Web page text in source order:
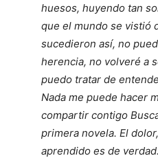
huesos, huyendo tan
que el mundo se vistió
sucedieron así, no
herencia, no volveré a
puedo tratar de
Nada me puede hacer
compartir contigo
primera novela. El
aprendido es de